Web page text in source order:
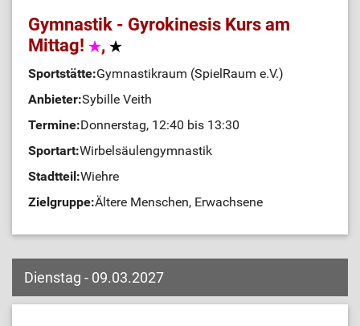
Gymnastik - Gyrokinesis Kurs am
Mittag!
,
Sportstätte:Gymnastikraum (SpielRaum e.V.)
Anbieter:Sybille Veith
Termine:Donnerstag, 12:40 bis 13:30
Sportart:Wirbelsäulengymnastik
Stadtteil:Wiehre
Zielgruppe:Ältere Menschen, Erwachsene
Dienstag - 09.03.2027